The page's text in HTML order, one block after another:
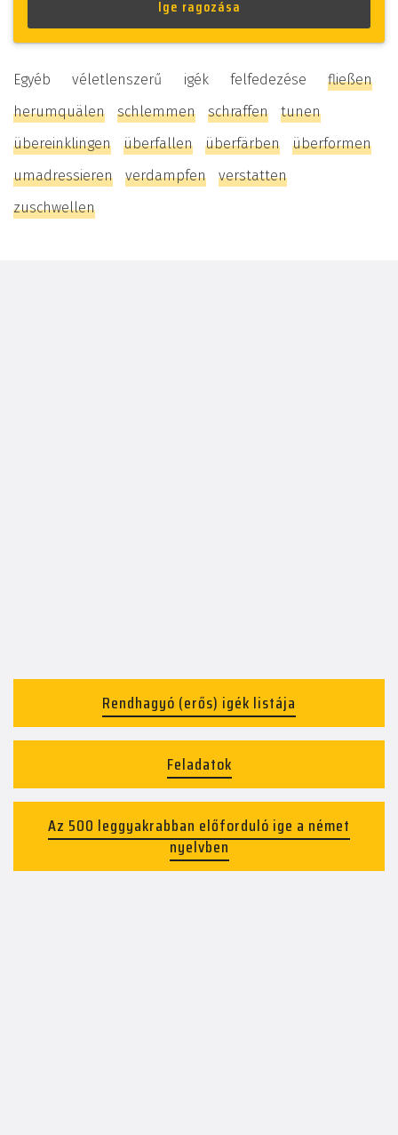
Egyéb véletlenszerű igék felfedezése fließen
herumquälen
schlemmen schraffen
tunen
übereinklingen
überfallen überfärben
überformen
umadressieren
verdampfen
verstatten
zuschwellen
Rendhagyó (erős) igék listája
Feladatok
Az 500 leggyakrabban előforduló ige a német
nyelvben